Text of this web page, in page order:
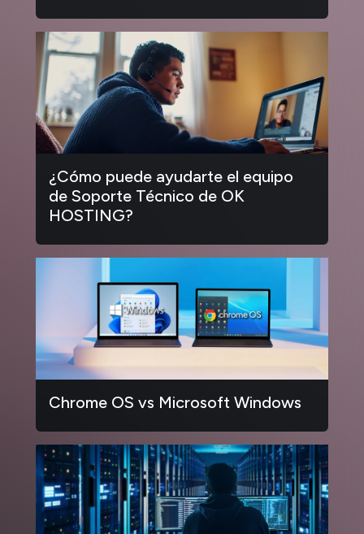
¿Cómo puede ayudarte el equipo
de Soporte Técnico de OK
HOSTING?
Chrome OS vs Microsoft Windows